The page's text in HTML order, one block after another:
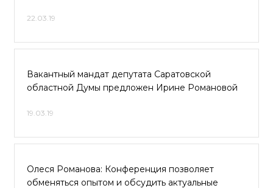
22.03.19
Вакантный мандат депутата Саратовской
областной Думы предложен Ирине Романовой
19.03.19
Олеся Романова: Конференция позволяет
обменяться опытом и обсудить актуальные